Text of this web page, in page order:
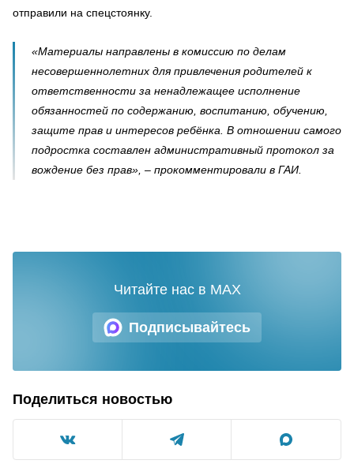
отправили на спецстоянку.
«Материалы направлены в комиссию по делам
несовершеннолетних для привлечения родителей к
ответственности за ненадлежащее исполнение
обязанностей по содержанию, воспитанию, обучению,
защите прав и интересов ребёнка. В отношении самого
подростка составлен административный протокол за
вождение без прав», – прокомментировали в ГАИ.
Подписывайтесь
Читайте нас в MAX
Поделиться новостью